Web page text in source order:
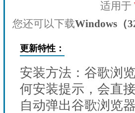
适用于
您还可以下载Windows（
更新特性：
安装方法：谷歌浏
何安装提示，会直
自动弹出谷歌浏览